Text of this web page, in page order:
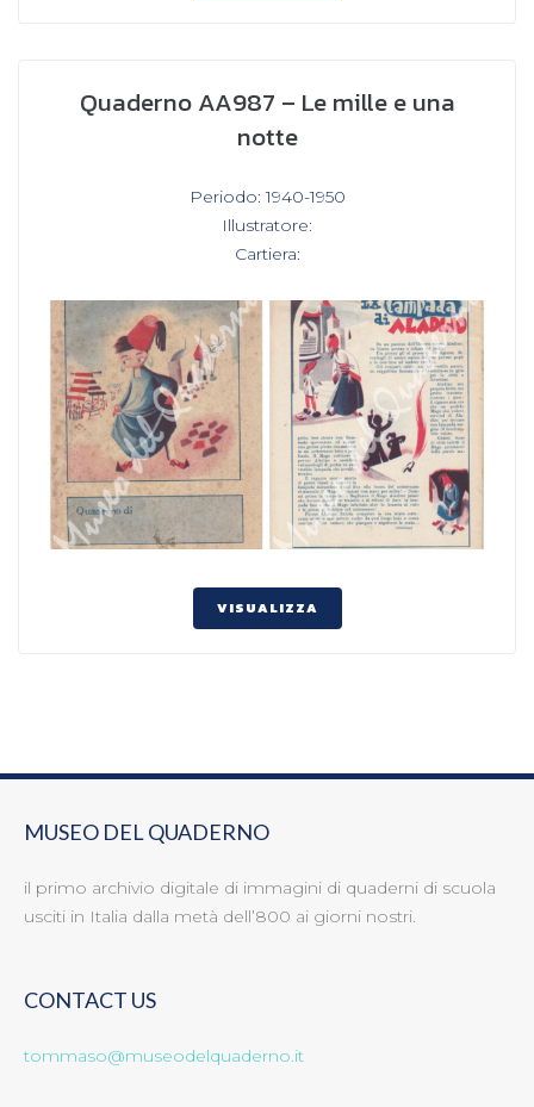
Quaderno AA987 – Le mille e una
notte
Periodo: 1940-1950
Illustratore:
Cartiera:
VISUALIZZA
MUSEO DEL QUADERNO
il primo archivio digitale di immagini di quaderni di scuola
usciti in Italia dalla metà dell’800 ai giorni nostri.
CONTACT US
tommaso@museodelquaderno.it